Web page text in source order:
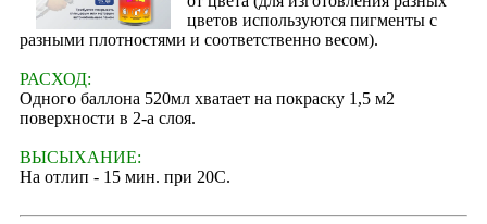
цветов используются пигменты с
разными плотностями и соответственно весом).
РАСХОД:
Одного баллона 520мл хватает на покраску 1,5 м2
поверхности в 2-а слоя.
ВЫСЫХАНИЕ:
На отлип - 15 мин. при 20С.